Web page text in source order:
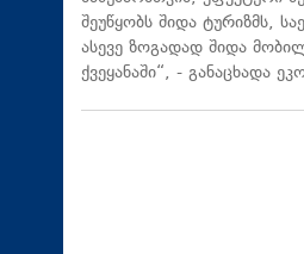
შეუწყობს შიდა ტურიზმს,
ასევე ზოგადად შიდა
ქვეყანაში“, - განაცხადა